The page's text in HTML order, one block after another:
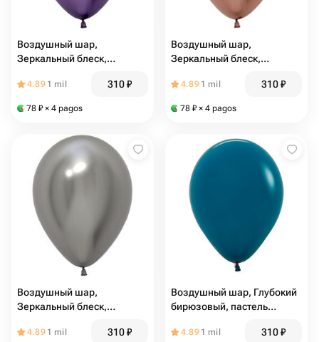
Воздушный шар,
Зеркальный блеск,
4.89 1 mil 310₽
78 ₽ × 4 pagos
Воздушный шар,
Зеркальный блеск,
(10108)
4.89 1 mil 310₽
78 ₽ × 4 pagos
Воздушный шар,
Зеркальный блеск,
4.89 1 mil 310₽
Воздушный шар, Глубокий
бирюзовый, пастель
4.89 1 mil 310₽